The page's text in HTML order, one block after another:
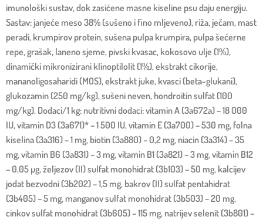
imunološki sustav, dok zasićene masne kiseline psu daju energiju.
Sastav: janjeće meso 38% (sušeno i fino mljeveno), riža, ječam, mast
peradi, krumpirov protein, sušena pulpa krumpira, pulpa šećerne
repe, grašak, laneno sjeme, pivski kvasac, kokosovo ulje (1%),
dinamički mikronizirani klinoptilolit (1%), ekstrakt cikorije,
mananoligosaharidi (MOS), ekstrakt juke, kvasci (beta-glukani),
glukozamin (250 mg/kg), sušeni neven, hondroitin sulfat (100
mg/kg). Dodaci/1 kg: nutritivni dodaci: vitamin A (3a672a) – 18 000
IU, vitamin D3 (3a671)* – 1 500 IU, vitamin E (3a700) – 530 mg, folna
kiselina (3a316) – 1 mg, biotin (3a880) – 0,2 mg, niacin (3a314) – 35
mg, vitamin B6 (3a831) – 3 mg, vitamin B1 (3a821) – 3 mg, vitamin B12
– 0,05 µg, željezov (II) sulfat monohidrat (3b103) – 50 mg, kalcijev
jodat bezvodni (3b202) – 1,5 mg, bakrov (II) sulfat pentahidrat
(3b405) – 5 mg, manganov sulfat monohidrat (3b503) – 20 mg,
cinkov sulfat monohidrat (3b605) – 115 mg, natrijev selenit (3b801) –